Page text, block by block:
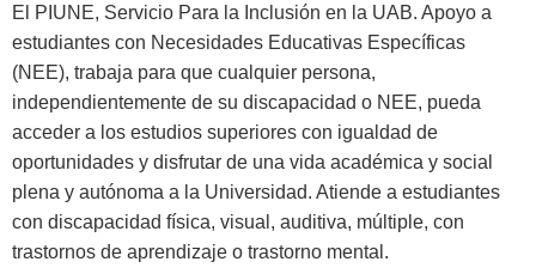
El PIUNE, Servicio Para la Inclusión en la UAB. Apoyo a
estudiantes con Necesidades Educativas Específicas
(NEE), trabaja para que cualquier persona,
independientemente de su discapacidad o NEE, pueda
acceder a los estudios superiores con igualdad de
oportunidades y disfrutar de una vida académica y social
plena y autónoma a la Universidad. Atiende a estudiantes
con discapacidad física, visual, auditiva, múltiple, con
trastornos de aprendizaje o trastorno mental.